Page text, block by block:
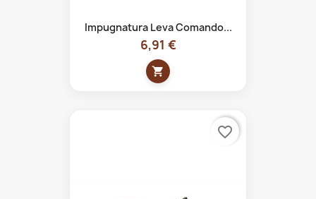
Impugnatura Leva Comando...
6,91 €
shopping_cart
favorite_border